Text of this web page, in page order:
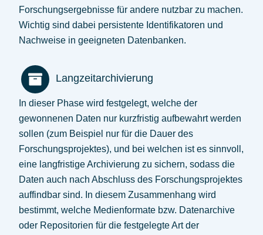
Forschungsergebnisse für andere nutzbar zu machen.
Wichtig sind dabei persistente Identifikatoren und
Nachweise in geeigneten Datenbanken.
Langzeitarchivierung
In dieser Phase wird festgelegt, welche der
gewonnenen Daten nur kurzfristig aufbewahrt werden
sollen (zum Beispiel nur für die Dauer des
Forschungsprojektes), und bei welchen ist es sinnvoll,
eine langfristige Archivierung zu sichern, sodass die
Daten auch nach Abschluss des Forschungsprojektes
auffindbar sind. In diesem Zusammenhang wird
bestimmt, welche Medienformate bzw. Datenarchive
oder Repositorien für die festgelegte Art der